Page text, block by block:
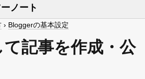
ノート
› Bloggerの基本設定
記事を作成・公